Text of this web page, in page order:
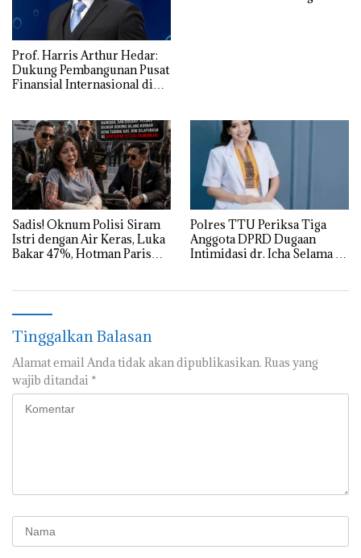
Prof. Harris Arthur Hedar:
Dukung Pembangunan Pusat
Finansial Internasional di
Sadis! Oknum Polisi Siram
Istri dengan Air Keras, Luka
Bakar 47%, Hotman Paris
Polres TTU Periksa Tiga
Anggota DPRD Dugaan
Intimidasi dr. Icha Selama 8
Tinggalkan Balasan
Alamat email Anda tidak akan dipublikasikan. Ruas yang
wajib ditandai *